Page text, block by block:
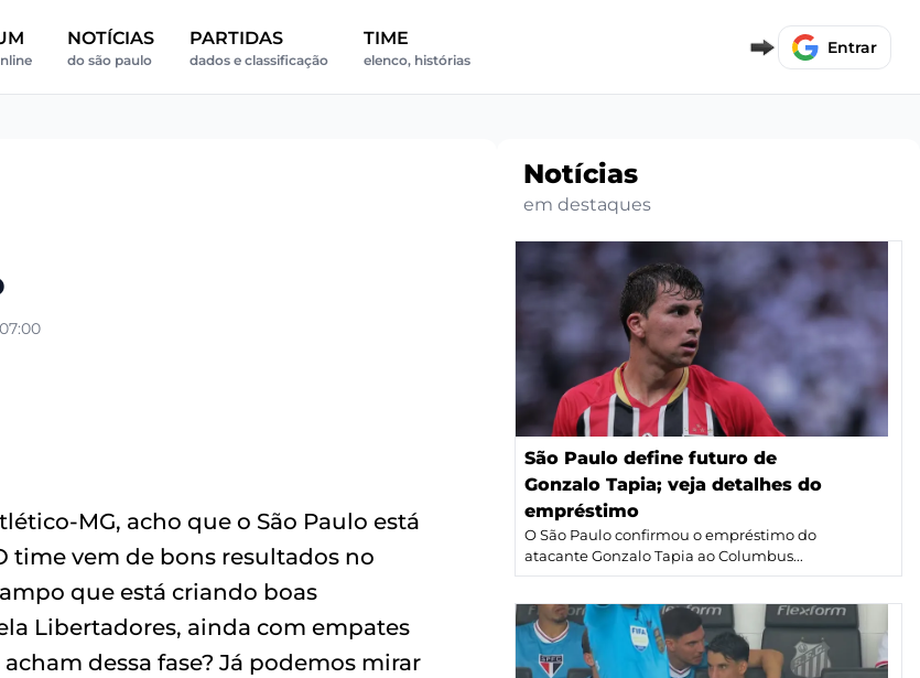
NOTÍCIAS
do são paulo
PARTIDAS
dados e classificação
TIME
elenco, histórias
Entrar
MG, acho que o São Paulo está
time vem de bons resultados no
que está criando boas
Libertadores, ainda com empates
dessa fase? Já podemos mirar
Notícias
em destaques
São Paulo define futuro de
Gonzalo Tapia; veja detalhes do
empréstimo
O São Paulo confirmou o empréstimo do
atacante Gonzalo Tapia ao Columbus...